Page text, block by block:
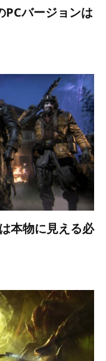
バージョンは
本物に見える必